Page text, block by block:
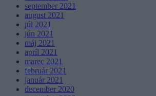
september 2021
august 2021
júl 2021
jún 2021
máj 2021
apríl 2021
marec 2021
február 2021
január 2021
december 2020